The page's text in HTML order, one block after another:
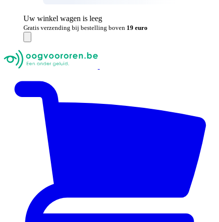
Uw winkel wagen is leeg
Gratis verzending bij bestelling boven 19 euro